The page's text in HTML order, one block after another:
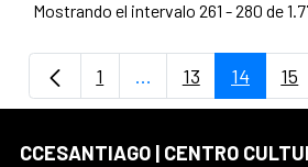
Mostrando el intervalo 261 - 280 de
Página
1 ...PáginasPágina
13 Página
14 15
CCESANTIAGO | CENTRO